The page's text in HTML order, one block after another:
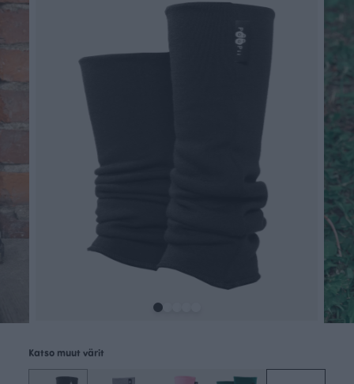
Katso muut värit